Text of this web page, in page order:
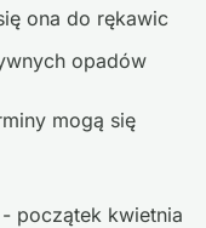
ona do rękawic
opadów
mogą się
początek kwietnia